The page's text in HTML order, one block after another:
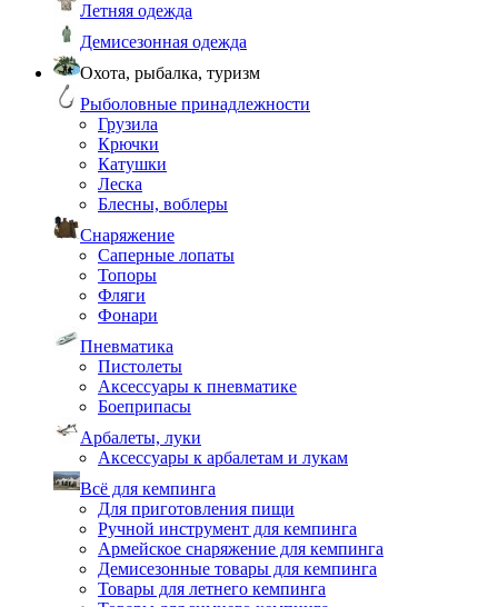
Летняя одежда
Демисезонная одежда
Охота, рыбалка, туризм
Рыболовные принадлежности
Грузила
Крючки
Катушки
Леска
Блесны, воблеры
Снаряжение
Саперные лопаты
Топоры
Фляги
Фонари
Пневматика
Пистолеты
Аксессуары к пневматике
Боеприпасы
Арбалеты, луки
Аксессуары к арбалетам и лукам
Всё для кемпинга
Для приготовления пищи
Ручной инструмент для кемпинга
Армейское снаряжение для кемпинга
Демисезонные товары для кемпинга
Товары для летнего кемпинга